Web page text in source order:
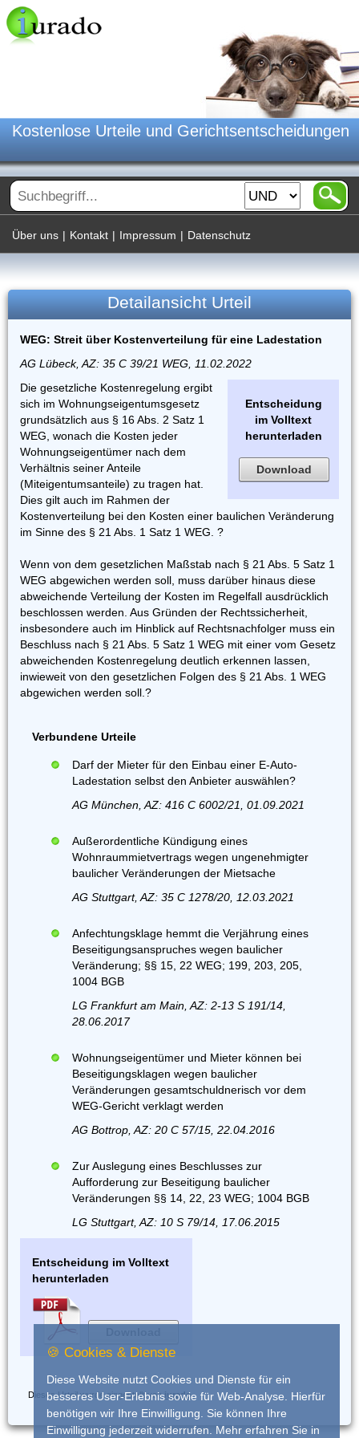
Kostenlose Urteile und Gerichtsentscheidungen
Über uns | Kontakt | Impressum | Datenschutz
Detailansicht Urteil
WEG: Streit über Kostenverteilung für eine Ladestation
AG Lübeck, AZ: 35 C 39/21 WEG, 11.02.2022
Entscheidung
im Volltext
herunterladen
Download
Die gesetzliche Kostenregelung ergibt
sich im Wohnungseigentumsgesetz
grundsätzlich aus § 16 Abs. 2 Satz 1
WEG, wonach die Kosten jeder
Wohnungseigentümer nach dem
Verhältnis seiner Anteile
(Miteigentumsanteile) zu tragen hat.
Dies gilt auch im Rahmen der
Kostenverteilung bei den Kosten einer baulichen Veränderung
im Sinne des § 21 Abs. 1 Satz 1 WEG. ?
Wenn von dem gesetzlichen Maßstab nach § 21 Abs. 5 Satz 1
WEG abgewichen werden soll, muss darüber hinaus diese
abweichende Verteilung der Kosten im Regelfall ausdrücklich
beschlossen werden. Aus Gründen der Rechtssicherheit,
insbesondere auch im Hinblick auf Rechtsnachfolger muss ein
Beschluss nach § 21 Abs. 5 Satz 1 WEG mit einer vom Gesetz
abweichenden Kostenregelung deutlich erkennen lassen,
inwieweit von den gesetzlichen Folgen des § 21 Abs. 1 WEG
abgewichen werden soll.?
Verbundene Urteile
Darf der Mieter für den Einbau einer E-Auto-
Ladestation selbst den Anbieter auswählen?
AG München, AZ: 416 C 6002/21, 01.09.2021
Außerordentliche Kündigung eines
Wohnraummietvertrags wegen ungenehmigter
baulicher Veränderungen der Mietsache
AG Stuttgart, AZ: 35 C 1278/20, 12.03.2021
Anfechtungsklage hemmt die Verjährung eines
Beseitigungsanspruches wegen baulicher
Veränderung; §§ 15, 22 WEG; 199, 203, 205,
1004 BGB
LG Frankfurt am Main, AZ: 2-13 S 191/14,
28.06.2017
Wohnungseigentümer und Mieter können bei
Beseitigungsklagen wegen baulicher
Veränderungen gesamtschuldnerisch vor dem
WEG-Gericht verklagt werden
AG Bottrop, AZ: 20 C 57/15, 22.04.2016
Zur Auslegung eines Beschlusses zur
Aufforderung zur Beseitigung baulicher
Veränderungen §§ 14, 22, 23 WEG; 1004 BGB
LG Stuttgart, AZ: 10 S 79/14, 17.06.2015
Entscheidung im Volltext
herunterladen
Dieses Urteil wurde eingestellt voniurado
🍪 Cookies & Dienste
Diese Website nutzt Cookies und Dienste für ein
besseres User-Erlebnis sowie für Web-Analyse. Hierfür
benötigen wir Ihre Einwilligung. Sie können Ihre
Einwilligung jederzeit widerrufen. Mehr erfahren Sie in